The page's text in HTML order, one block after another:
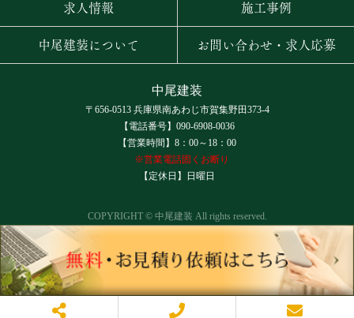
求人情報 施工事例
中尾建装について お問い合わせ・求人応募
中尾建装
〒656-0513 兵庫県南あわじ市賀集野田373-4
【電話番号】090-6908-0036
【営業時間】8：00～18：00
※営業電話固くお断り
【定休日】日曜日
COPYRIGHT © 中尾建装 All rights reserved.